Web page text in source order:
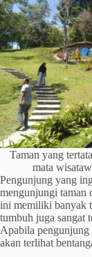
Taman yang
mata
Pengunjung yang
mengunjungi taman
ini memiliki banyak
tumbuh juga sangat
Apabila pengunjung
akan terlihat